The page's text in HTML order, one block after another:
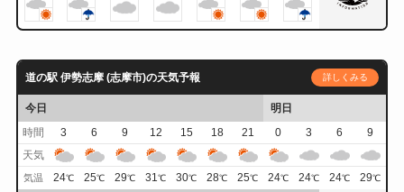
道の駅 伊勢志摩 (志摩市)の天気予報 詳しくみる
今日
明日
時間
3 6 9 12 15 18 21 0 3 6
9
天気
気温 24℃ 25℃ 29℃ 31℃ 30℃ 28℃ 25℃ 24℃ 24℃ 24℃ 29℃